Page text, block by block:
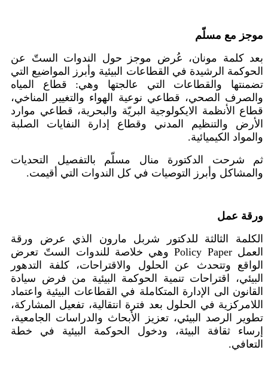
موجز مع مسلّم
بعد كلمة مونان، عُرض موجز حول الندوات الستّ عن
الحوكمة الرشيدة في القطاعات البيئية وأبرز المواضيع التي
تضمنتها والقطاعات التي عالجتها وهي: قطاع المياه
والصرف الصحي، قطاعي نوعية الهواء والتغيير المناخي،
قطاع الأنظمة الايكولوجية البريّة والبحرية، قطاعي موارد
الأرض والتنظيم المدني وقطاع إدارة النفايات الصلبة
والمواد الكيميائية.
ثم شرحت الدكتورة منال مسلّم بالتفصيل التحديات
والمشاكل وأبرز التوصيات في كل الندوات التي أقيمت.
ورقة عمل
الكلمة الثالثة للدكتور شربل مارون الذي عرض ورقة
العملPolicy Paper وهي خلاصة للندوات الستّ تعرض
الواقع وتتحدث عن الحلول والاقتراحات، كلفة التدهور
البيئي، اقتراحات تنمية الحوكمة البيئية من فرض سيادة
القانون الى الإدارة المتكاملة في القطاعات البيئية واعتماد
اللامركزية في الحلول بعد فترة انتقالية، تفعيل المشاركة،
تطوير الرصد البيئي، تعزيز الأبحاث والدراسات الجامعية،
إرساء ثقافة البيئة، ودخول الحوكمة البيئية في خطة
التعافي.